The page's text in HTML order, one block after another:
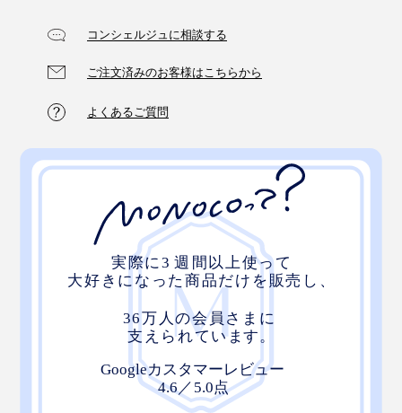
別売りの保冷バッグ「ソフト保冷バッグ」は、本品「ブ
ロック保冷剤」がぴったり入るサイズ。ぜひ一緒に使っ
てください。
コンシェルジュに相談する
ご注文済みのお客様はこちらから
よくあるご質問